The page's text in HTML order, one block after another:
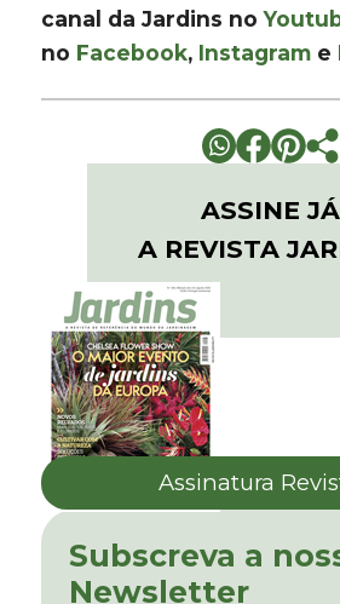
canal da Jardins no
no Facebook, Instagram e
ASSINE JÁ
A REVISTA
Assinatura
Subscreva a
Newsletter